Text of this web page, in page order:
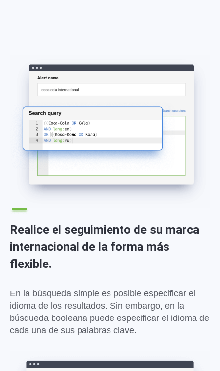
Realice el seguimiento de su marca
internacional de la forma más
flexible.
En la búsqueda simple es posible especificar el
idioma de los resultados. Sin embargo, en la
búsqueda booleana puede especificar el idioma de
cada una de sus palabras clave.